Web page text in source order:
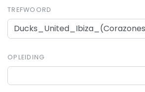
TREFWOORD
OPLEIDING